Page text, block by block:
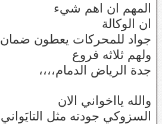
المهم ان اهم شيء
ان الوكالة
جواد للمحركات يعطون ضمان
ولهم ثلاثه فروع
جدة الرياض الدمام،،،،
والله يااخواني الان
السزوكي جودته مثل التايَواني